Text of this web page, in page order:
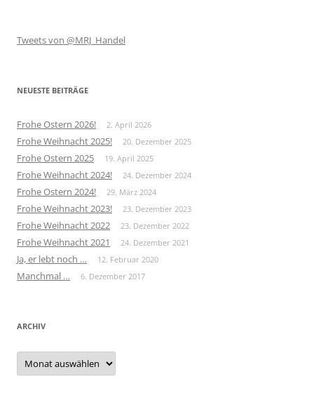
Tweets von @MRJ_Handel
NEUESTE BEITRÄGE
Frohe Ostern 2026! 2. April 2026
Frohe Weihnacht 2025! 20. Dezember 2025
Frohe Ostern 2025 19. April 2025
Frohe Weihnacht 2024! 24. Dezember 2024
Frohe Ostern 2024! 29. März 2024
Frohe Weihnacht 2023! 23. Dezember 2023
Frohe Weihnacht 2022 23. Dezember 2022
Frohe Weihnacht 2021 24. Dezember 2021
Ja, er lebt noch … 12. Februar 2020
Manchmal … 6. Dezember 2017
ARCHIV
Archiv